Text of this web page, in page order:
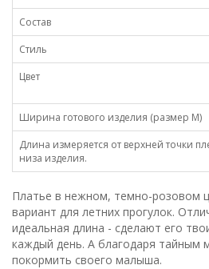
Состав
Стиль
Цвет
Ширина готового изделия (размер М)
Длина измеряется от верхней точки
низа изделия.
Платье в нежном, темно-розовом
вариант для летних прогулок.
идеальная длина - сделают его
каждый день. А благодаря
покормить своего малыша.